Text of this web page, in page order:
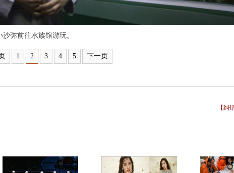
弥前往水族馆游玩。
1 2 3 4 5 下一页
【纠